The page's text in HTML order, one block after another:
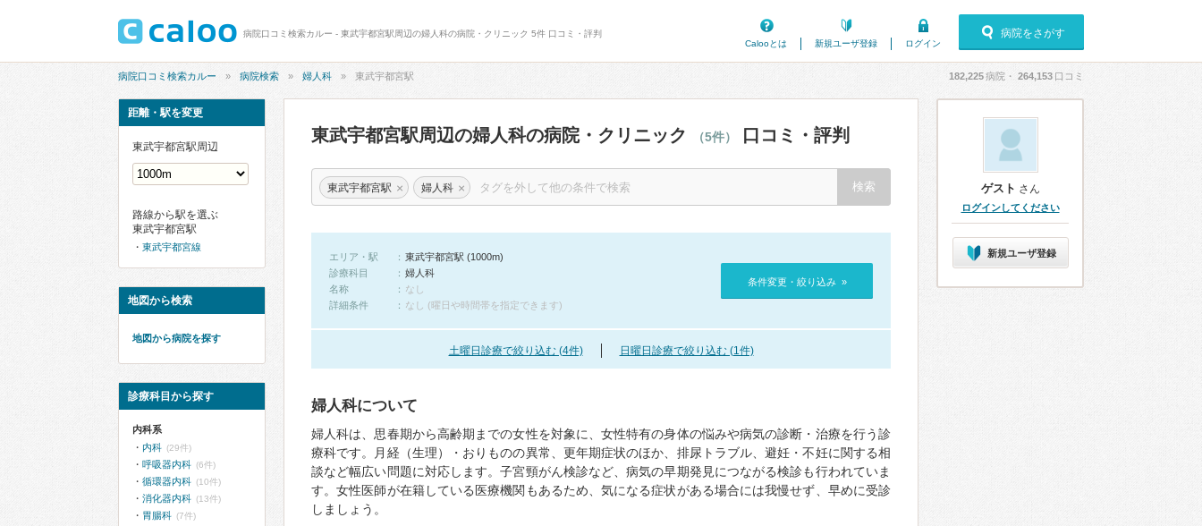
病院口コミ検索カルー - 東武宇都宮駅周辺の婦人科の病院・クリニック 5件 口コミ・評判
Calooとは
新規ユーザ登録 ログイン
病院をさがす
病院口コミ検索カルー 病院検索 婦人科 東武宇都宮駅 182,225病院・ 264,153 口コミ
東武宇都宮駅周辺の婦人科の病院・クリニック （5件） 口コミ・評判
東武宇都宮駅 × 婦人科 ×
エリア・駅
東武宇都宮駅 (1000m)
診療科目
婦人科
名称
なし
詳細条件
なし (曜日や時間帯を指定できます)
条件変更・絞り込み »
土曜日診療で絞り込む (4件) 日曜日診療で絞り込む (1件)
婦人科について
婦人科は、思春期から高齢期までの女性を対象に、女性特有の身体の悩みや病気の診断・治療を行う診
療科です。月経（生理）・おりものの異常、更年期症状のほか、排尿トラブル、避妊・不妊に関する相
談など幅広い問題に対応します。子宮頸がん検診など、病気の早期発見につながる検診も行われていま
す。女性医師が在籍している医療機関もあるため、気になる症状がある場合には我慢せず、早めに受診
しましょう。
距離・駅を変更
東武宇都宮駅周辺
路線から駅を選ぶ
東武宇都宮駅
東武宇都宮線
地図から検索
地図から病院を探す
診療科目から探す
内科系
内科 (29件)
呼吸器内科 (6件)
循環器内科 (10件)
消化器内科 (13件)
胃腸科 (7件)
ゲスト さん
ログインしてください
新規ユーザ登録